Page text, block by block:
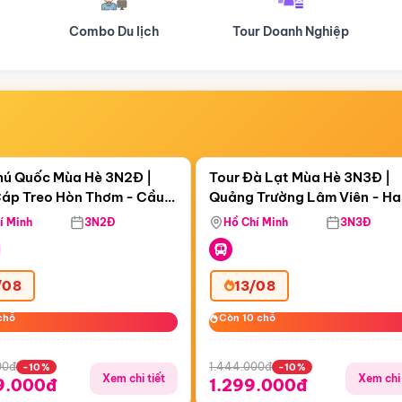
Tour Doanh Nghiệp Du lịch Hành Hương
16:53:47
Treo Hòn Thơm
Quốc Mùa Hè 3N2Đ |
Treo Hòn Thơm - Cầu
Viên Nước Aquatopia
Minh 3N2Đ
-10%
Xem chi tiết
Còn05 ngày 16:53:47
Tour Đà Lạt Mùa Hè 3N3Đ |
Quảng Trường Lâm Viên -
Hill - Puppy Farm
Hồ Chí Minh 3N3Đ
13/08
Còn 10 chỗ
Còn 10 chỗ
1.444.000đ -10%
1.299.000đ Xem